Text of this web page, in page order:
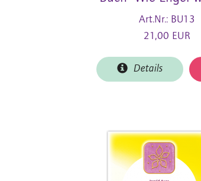
Art.Nr.: BU13
21,00 EUR
Details